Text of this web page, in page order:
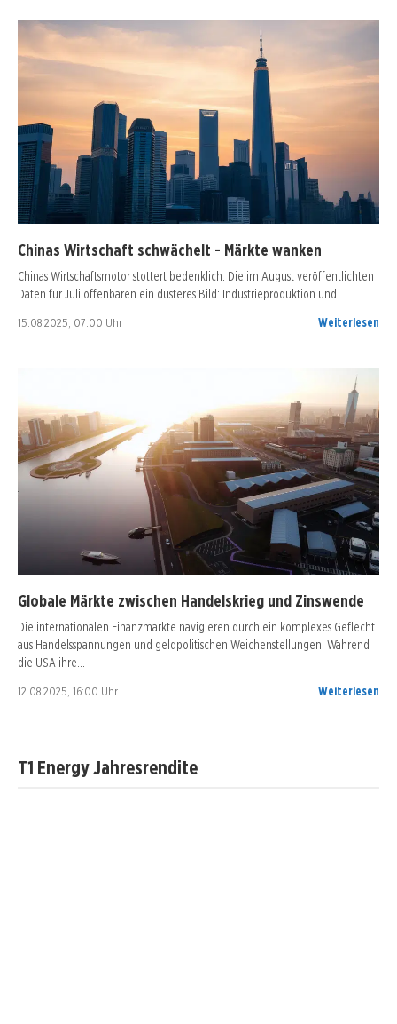
Chinas Wirtschaft schwächelt - Märkte wanken
Chinas Wirtschaftsmotor stottert bedenklich. Die im August veröffentlichten
Daten für Juli offenbaren ein düsteres Bild: Industrieproduktion und…
15.08.2025, 07:00 Uhr Weiterlesen
Globale Märkte zwischen Handelskrieg und Zinswende
Die internationalen Finanzmärkte navigieren durch ein komplexes Geflecht
aus Handelsspannungen und geldpolitischen Weichenstellungen. Während
die USA ihre…
12.08.2025, 16:00 Uhr Weiterlesen
T1 Energy Jahresrendite